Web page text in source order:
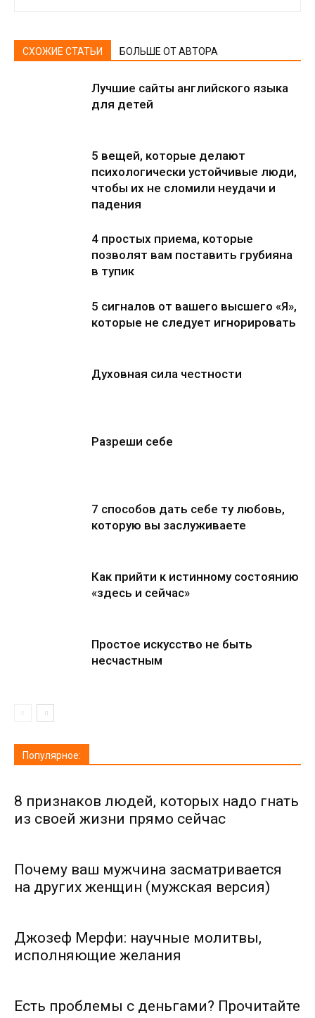
СХОЖИЕ СТАТЬИ БОЛЬШЕ ОТ АВТОРА
Лучшие сайты английского языка
для детей
5 вещей, которые делают
психологически устойчивые люди,
чтобы их не сломили неудачи и
падения
4 простых приема, которые
позволят вам поставить грубияна
в тупик
5 сигналов от вашего высшего «Я»,
которые не следует игнорировать
Духовная сила честности
Разреши себе
7 способов дать себе ту любовь,
которую вы заслуживаете
Как прийти к истинному состоянию
«здесь и сейчас»
Простое искусство не быть
несчастным
Популярное:
8 признаков людей, которых надо гнать
из своей жизни прямо сейчас
Почему ваш мужчина засматривается
на других женщин (мужская версия)
Джозеф Мерфи: научные молитвы,
исполняющие желания
Есть проблемы с деньгами? Прочитайте